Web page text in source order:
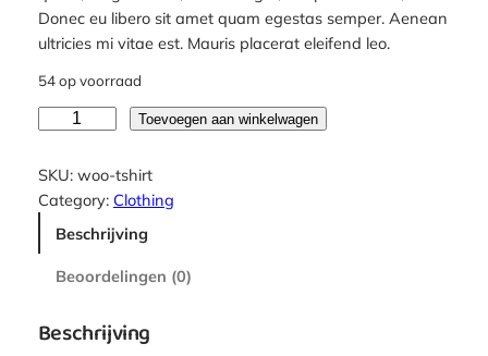
Donec eu libero sit amet quam egestas semper. Aenean
ultricies mi vitae est. Mauris placerat eleifend leo.
54 op voorraad
S
h
i
n
Toevoegen aan winkelwagen
SKU: woo-tshirt
Category: Clothing
Beschrijving
Beoordelingen (0)
Beschrijving